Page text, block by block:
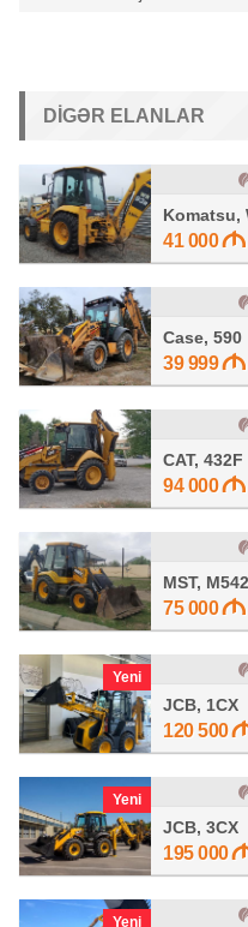
DIGƏR ELANLAR
Komatsu,
41 000
Case, 590
39 999
CAT, 432F
94 000
MST, M542
75 000
Yeni
JCB, 1CX
120 500
Yeni
JCB, 3CX
195 000
Yeni